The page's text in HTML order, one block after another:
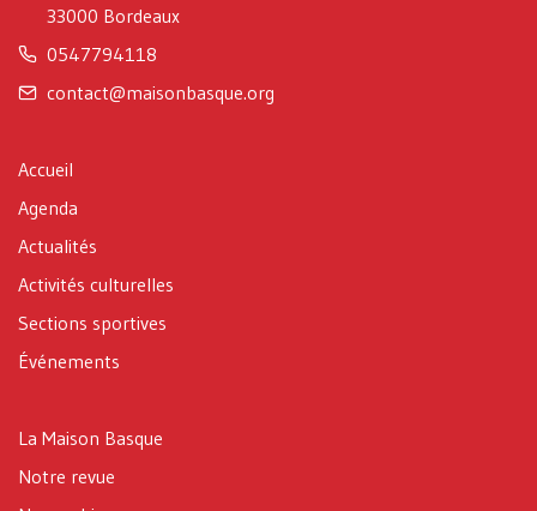
33000 Bordeaux
0547794118
contact@maisonbasque.org
Accueil
Agenda
Actualités
Activités culturelles
Sections sportives
Événements
La Maison Basque
Notre revue